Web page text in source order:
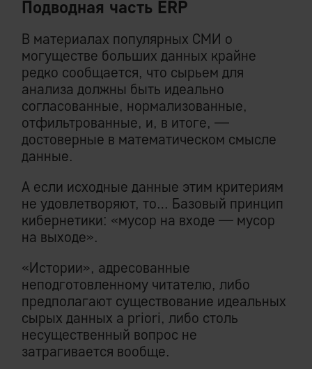
Подводная часть ERP
В материалах популярных СМИ о
могуществе больших данных крайне
редко сообщается, что сырьем для
анализа должны быть идеально
согласованные, нормализованные,
отфильтрованные, и, в итоге, —
достоверные в математическом смысле
данные.
А если исходные данные этим критериям
не удовлетворяют, то… Базовый принцип
кибернетики: «мусор на входе — мусор
на выходе».
«Истории», адресованные
неподготовленному читателю, либо
предполагают существование идеальных
сырых данных a priori, либо столь
несущественный вопрос не
затрагивается вообще.